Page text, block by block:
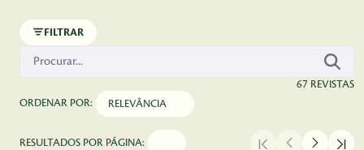
FILTRAR
67 REVISTAS
ORDENAR POR:
RESULTADOS POR PÁGINA: